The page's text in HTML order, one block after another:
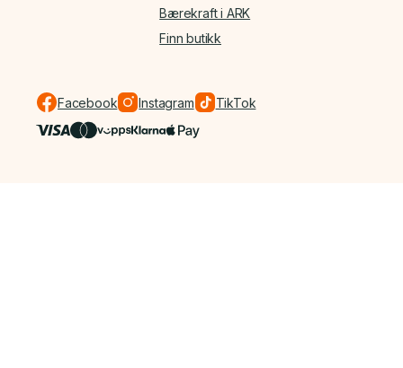
Bærekraft i ARK
Finn butikk
Facebook Instagram TikTok